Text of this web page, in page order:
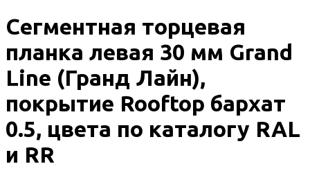
Сегментная торцевая
планка левая 30 мм Grand
Line (Гранд Лайн),
покрытие Rooftop бархат
0.5, цвета по каталогу RAL
и RR